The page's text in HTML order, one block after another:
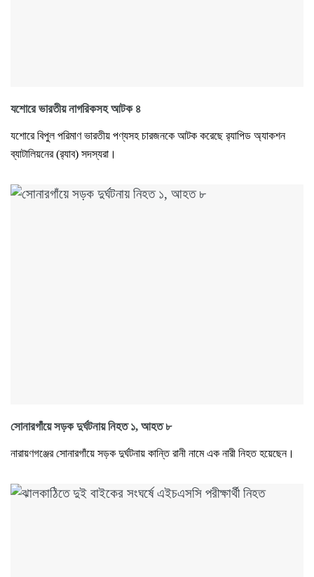
যশোরে ভারতীয় নাগরিকসহ আটক ৪
যশোরে বিপুল পরিমাণ ভারতীয় পণ্যসহ চারজনকে আটক করেছে র‌্যাপিড অ্যাকশন
ব্যাটালিয়নের (র‌্যাব) সদস্যরা।
সোনারগাঁয়ে সড়ক দুর্ঘটনায় নিহত ১, আহত ৮
নারায়ণগঞ্জের সোনারগাঁয়ে সড়ক দুর্ঘটনায় কান্তি রানী নামে এক নারী নিহত হয়েছেন।